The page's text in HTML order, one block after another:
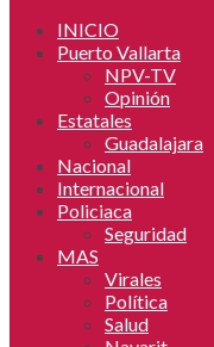
INICIO
Puerto Vallarta
NPV-TV
Opinión
Estatales
Guadalajara
Nacional
Internacional
Policiaca
Seguridad
MAS
Virales
Política
Salud